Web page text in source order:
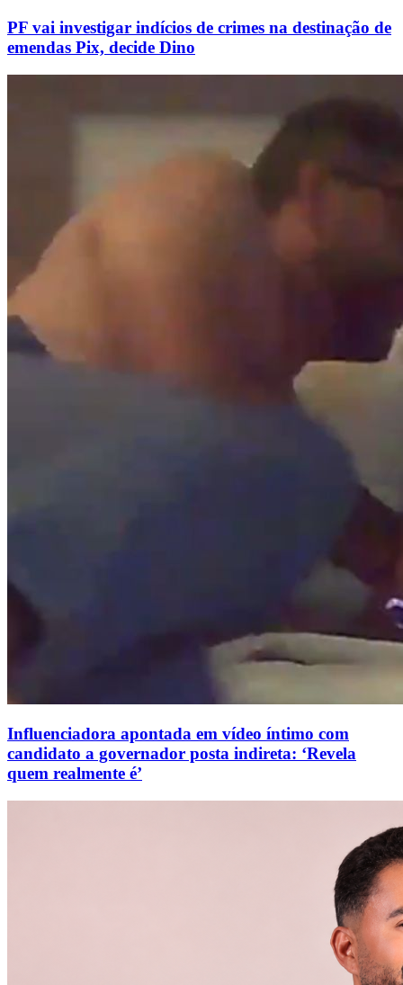
PF vai investigar indícios de crimes na destinação de
emendas Pix, decide Dino
Influenciadora apontada em vídeo íntimo com
candidato a governador posta indireta: ‘Revela
quem realmente é’